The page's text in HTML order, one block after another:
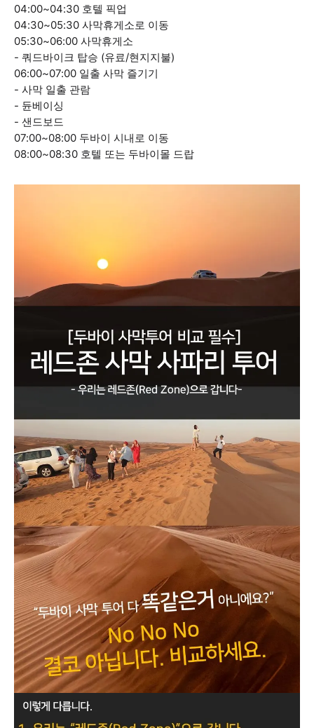
04:00~04:30 호텔 픽업
04:30~05:30 사막휴게소로 이동
05:30~06:00 사막휴게소
- 쿼드바이크 탑승 (유료/현지지불)
06:00~07:00 일출 사막 즐기기
- 사막 일출 관람
- 듄베이싱
- 샌드보드
07:00~08:00 두바이 시내로 이동
08:00~08:30 호텔 또는 두바이몰 드랍